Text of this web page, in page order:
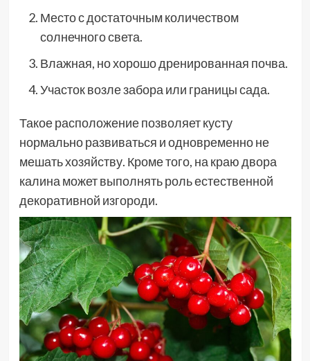
Место с достаточным количеством
солнечного света.
Влажная, но хорошо дренированная почва.
Участок возле забора или границы сада.
Такое расположение позволяет кусту
нормально развиваться и одновременно не
мешать хозяйству. Кроме того, на краю двора
калина может выполнять роль естественной
декоративной изгороди.